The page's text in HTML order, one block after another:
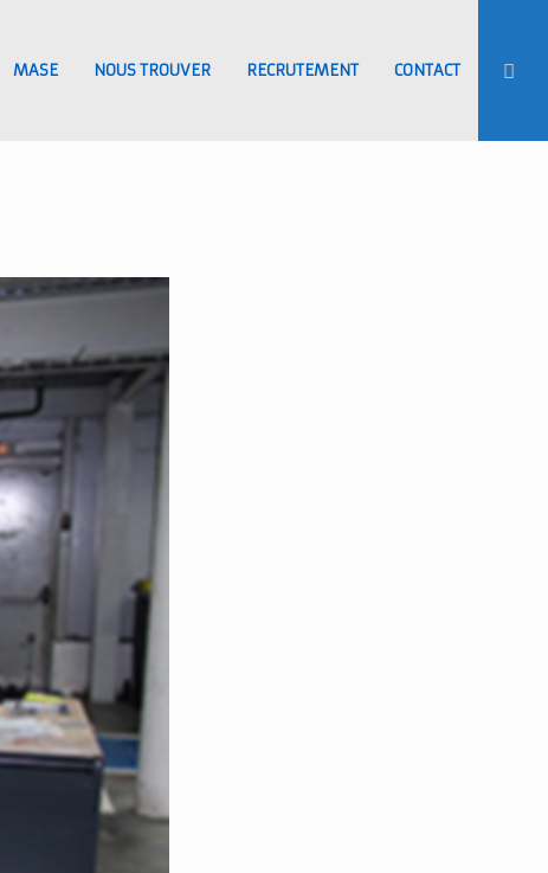
MASE NOUS TROUVER RECRUTEMENT CONTACT